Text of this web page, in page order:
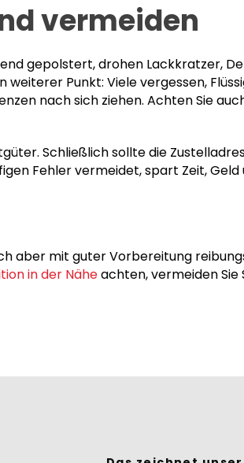
vermeiden
gepolstert, drohen Lackkratzer,
Punkt: Viele vergessen,
nach sich ziehen. Achten Sie
Schließlich sollte die
Fehler vermeidet, spart Zeit, Geld
aber mit guter Vorbereitung
in der Näheachten, vermeiden Sie